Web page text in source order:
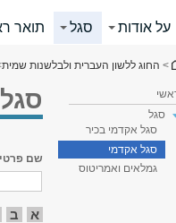
על אודות סגל תואר
נמצא כאן > החוג ללשון העברית ולבלשנות שמית
סגל
סגל אקדמי בכיר
סגל אקדמי
גמלאים ואמריטוס
שם
א ב